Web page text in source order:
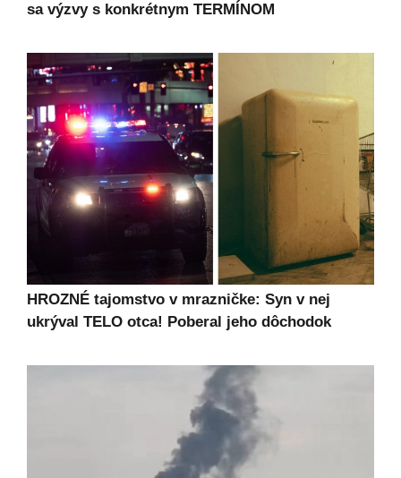
sa výzvy s konkrétnym TERMÍNOM
HROZNÉ tajomstvo v mrazničke: Syn v nej
ukrýval TELO otca! Poberal jeho dôchodok